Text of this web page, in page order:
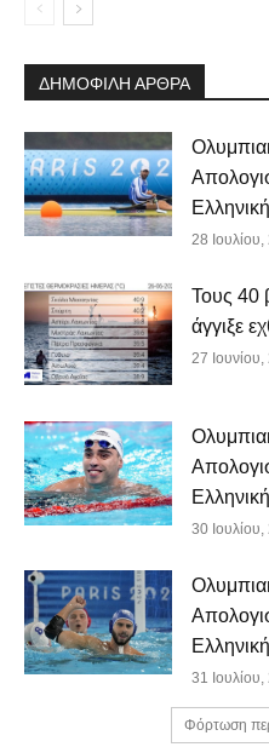
ΔΗΜΟΦΙΛΗ ΑΡΘΡΑ
28
Τους 40
άγγιξε
27
30
31
Φόρτωση